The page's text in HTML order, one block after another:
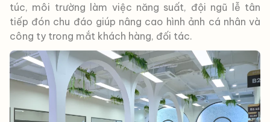
túc, môi trường làm việc năng suất, đội ngũ lễ tân
tiếp đón chu đáo giúp nâng cao hình ảnh cá nhân và
công ty trong mắt khách hàng, đối tác.